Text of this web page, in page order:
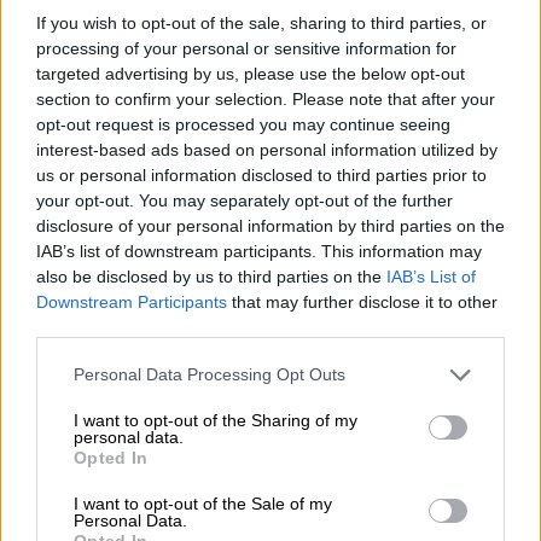
If you wish to opt-out of the sale, sharing to third parties, or
processing of your personal or sensitive information for
targeted advertising by us, please use the below opt-out
section to confirm your selection. Please note that after your
opt-out request is processed you may continue seeing
interest-based ads based on personal information utilized by
us or personal information disclosed to third parties prior to
your opt-out. You may separately opt-out of the further
disclosure of your personal information by third parties on the
IAB’s list of downstream participants. This information may
also be disclosed by us to third parties on the IAB’s List of
Downstream Participants that may further disclose it to other
Please note that this website/app uses one or more Google
not limited to your visit or usage behaviour. You may click to
grant or deny consent to Google and its third-party tags to
use your data for below specified purposes in below Google
consent section.
Personal Data Processing Opt Outs
I want to opt-out of the Sharing of my
personal data.
Opted In
I want to opt-out of the Sale of my
Personal Data.
δηλώσεων σε υψηλούς τόνους από
κυβερνητικά στελέχη«κοιτάνε» προς ένα
δεξιόστροφο κοινό. Στο γαλάζιο
στρατόπεδο εκτιμούν πως αν δείξουν πως
μπορούν να αντιμετωπίσουν
αποτελεσματικά έκτακτα γεγονότα (όπως
για παράδειγμα είχε γίνει στον Έβρο στο
παρελθόν) θα μπορέσουν να «μιλήσουν» στο
συγκεκριμένο κοινό και να αποφύγουν νέες
διαρροές προς τα δεξιά.
Με τις δημοσκοπήσεις να δείχνουν πως η
Ν.Δ. κινείται στην εκτίμηση ψήφου κοντά
στα ποσοστά των ευρωεκλογών (ενώ μετά
τις αποκαλύψεις για τον
έχει
ανακοπεί η άνοδος των προηγούμενων
μηνών) οι «γαλάζιοι» θα επιχειρήσουν το